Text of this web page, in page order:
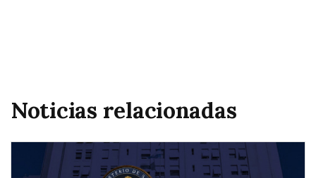
Noticias relacionadas